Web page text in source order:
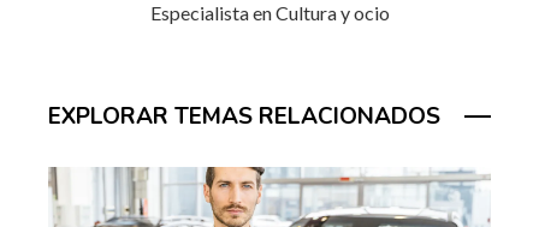
Especialista en Cultura y ocio
EXPLORAR TEMAS RELACIONADOS